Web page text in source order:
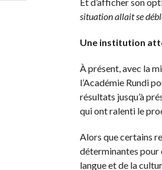
situation allait se
Une institution
À présent, avec la
l’Académie Rundi
résultats jusqu’à
qui ont ralenti le
Alors que certains
déterminantes pour
langue et de la